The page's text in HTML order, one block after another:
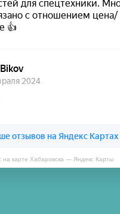
на карте Хабаровска — Яндекс Карты